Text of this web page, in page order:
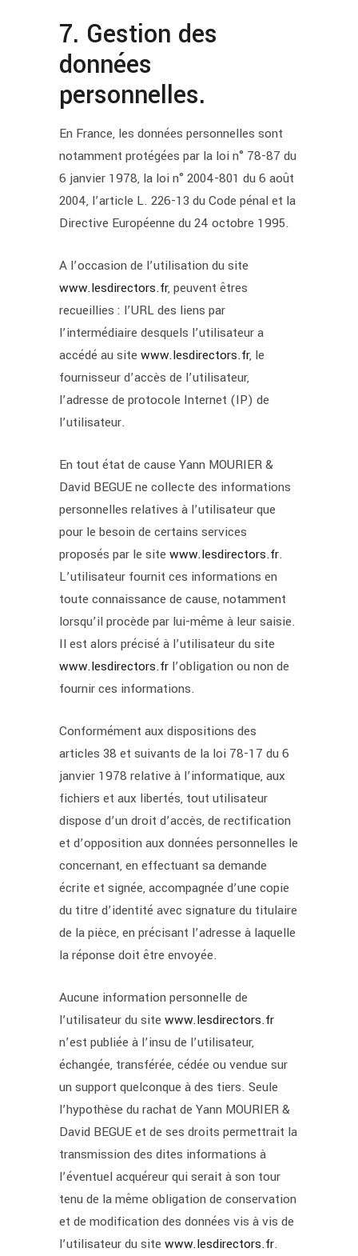
7. Gestion des
données
personnelles.
En France, les données personnelles sont
notamment protégées par la loi n° 78-87 du
6 janvier 1978, la loi n° 2004-801 du 6 août
2004, l’article L. 226-13 du Code pénal et la
Directive Européenne du 24 octobre 1995.
A l’occasion de l’utilisation du site
www.lesdirectors.fr, peuvent êtres
recueillies : l’URL des liens par
l’intermédiaire desquels l’utilisateur a
accédé au sitewww.lesdirectors.fr, le
fournisseur d’accès de l’utilisateur,
l’adresse de protocole Internet (IP) de
l’utilisateur.
En tout état de cause Yann MOURIER &
David BEGUE ne collecte des informations
personnelles relatives à l’utilisateur que
pour le besoin de certains services
proposés par le sitewww.lesdirectors.fr.
L’utilisateur fournit ces informations en
toute connaissance de cause, notamment
lorsqu’il procède par lui-même à leur saisie.
Il est alors précisé à l’utilisateur du site
www.lesdirectors.fr l’obligation ou non de
fournir ces informations.
Conformément aux dispositions des
articles 38 et suivants de la loi 78-17 du 6
janvier 1978 relative à l’informatique, aux
fichiers et aux libertés, tout utilisateur
dispose d’un droit d’accès, de rectification
et d’opposition aux données personnelles le
concernant, en effectuant sa demande
écrite et signée, accompagnée d’une copie
du titre d’identité avec signature du titulaire
de la pièce, en précisant l’adresse à laquelle
la réponse doit être envoyée.
Aucune information personnelle de
l’utilisateur du sitewww.lesdirectors.fr
n’est publiée à l’insu de l’utilisateur,
échangée, transférée, cédée ou vendue sur
un support quelconque à des tiers. Seule
l’hypothèse du rachat de Yann MOURIER &
David BEGUE et de ses droits permettrait la
transmission des dites informations à
l’éventuel acquéreur qui serait à son tour
tenu de la même obligation de conservation
et de modification des données vis à vis de
l’utilisateur du sitewww.lesdirectors.fr.